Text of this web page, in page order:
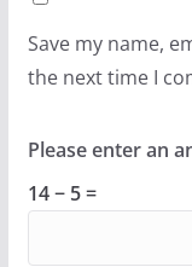
Save my name,
the next time I
Please enter an
14 − 5 =